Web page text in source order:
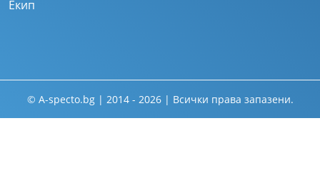
Екип
© A-specto.bg | 2014 - 2026 | Всички права запазени.